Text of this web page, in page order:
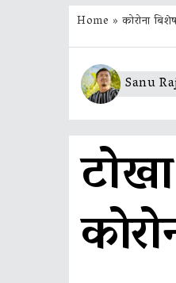
Home »कोरोना
Sanu